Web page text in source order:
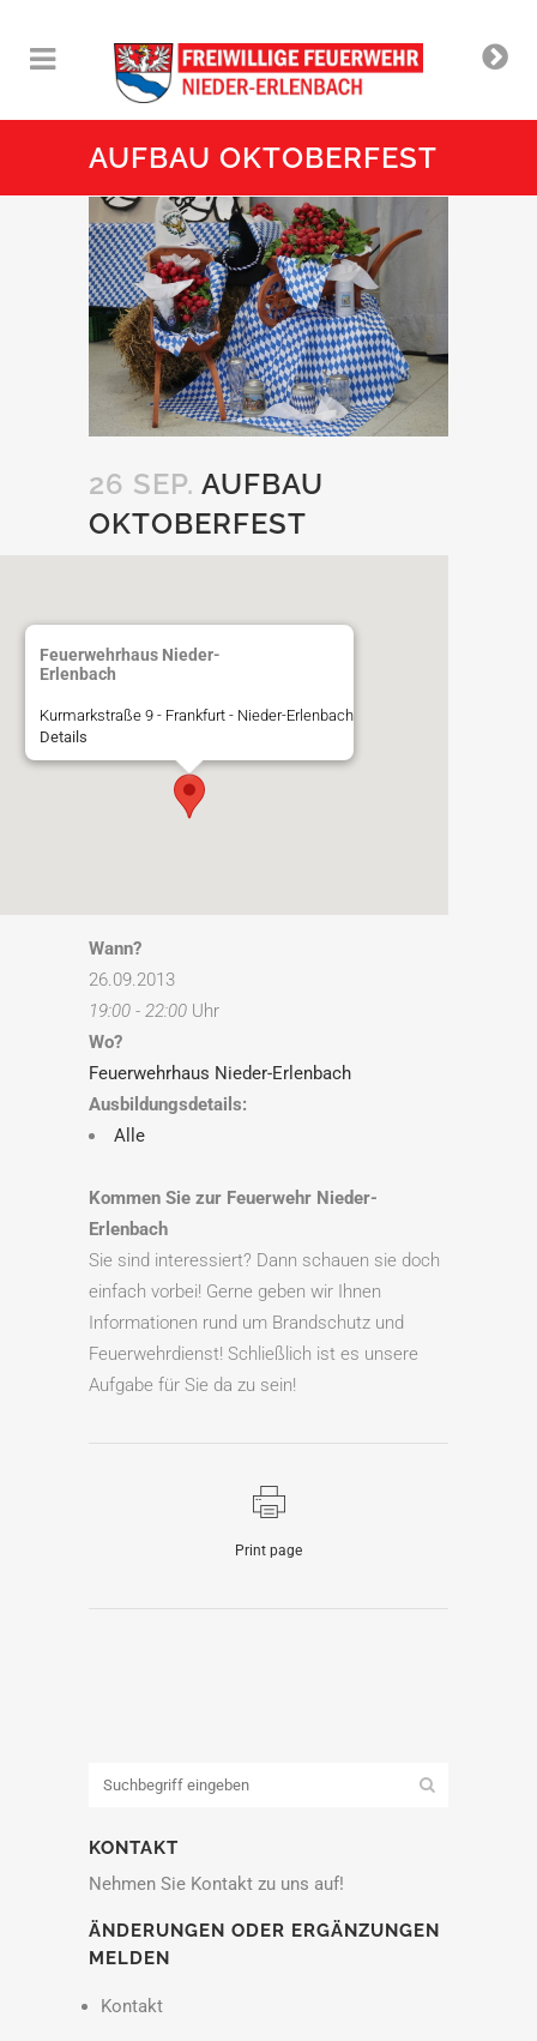
AUFBAU OKTOBERFEST
26 SEP. AUFBAU
OKTOBERFEST
Feuerwehrhaus Nieder-
Erlenbach
Kurmarkstraße 9 - Frankfurt - Nieder-Erlenbach
Details
Wann?
26.09.2013
19:00 - 22:00 Uhr
Wo?
Feuerwehrhaus Nieder-Erlenbach
Ausbildungsdetails:
Alle
Kommen Sie zur Feuerwehr Nieder-
Erlenbach
Sie sind interessiert? Dann schauen sie doch
einfach vorbei! Gerne geben wir Ihnen
Informationen rund um Brandschutz und
Feuerwehrdienst! Schließlich ist es unsere
Aufgabe für Sie da zu sein!
Print page
KONTAKT
Nehmen Sie Kontakt zu uns auf!
ÄNDERUNGEN ODER ERGÄNZUNGEN
MELDEN
Kontakt